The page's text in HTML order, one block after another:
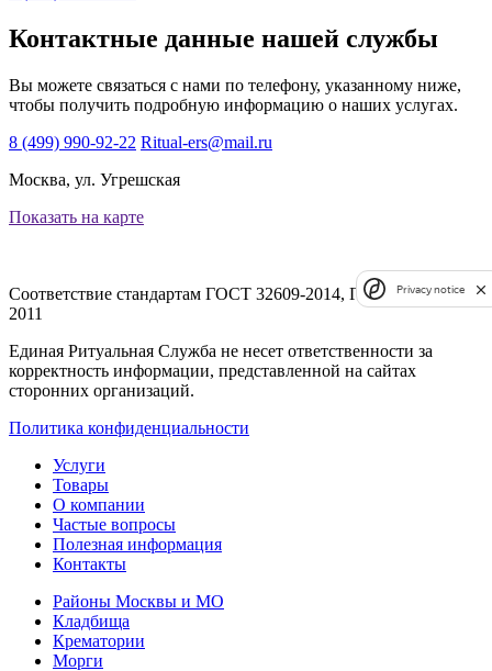
Контактные данные нашей службы
Вы можете связаться с нами по телефону, указанному ниже,
чтобы получить подробную информацию о наших услугах.
8 (499) 990-92-22 Ritual-ers@mail.ru
Москва, ул. Угрешская
Показать на карте
Соответствие стандартам ГОСТ 32609-2014, ГОСТ Р 54611-
2011
Единая Ритуальная Служба не несет ответственности за
корректность информации, представленной на сайтах
сторонних организаций.
Политика конфиденциальности
Услуги
Товары
О компании
Частые вопросы
Полезная информация
Контакты
Районы Москвы и МО
Кладбища
Крематории
Морги
Privacy notice